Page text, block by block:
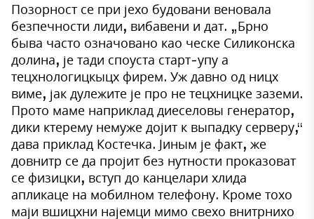
Позорност се при јехо будовани веновала
безпечности лиди, вибавени и дат. „Брно
быва часто означовано као ческе Силиконска
долина, је тади споуста старт-упу а
тецхнологицкыцх фирем. Уж давно од ницх
виме, јак дулежите је про не тецхницке заземи.
Прото маме наприклад диеселовы генератор,
дики ктерему немуже дојит к выпадку серверу,“
дава приклад Костечка. Јиным је факт, же
довнитр се да пројит без нутности проказоват
се физицки, вступ до канцелари хлида
апликаце на мобилном телефону. Кроме тохо
маји вшицхни најемци мимо свехо внитрнихо